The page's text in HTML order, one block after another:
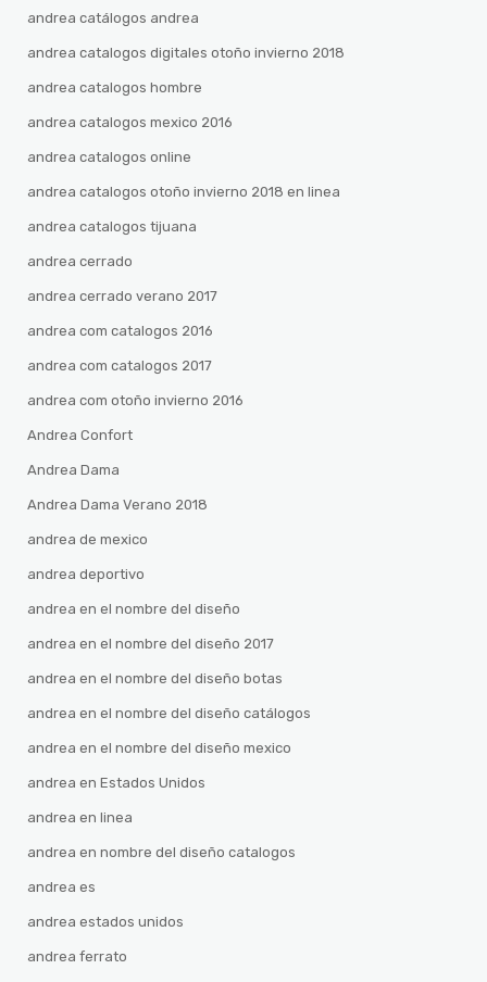
andrea catálogos andrea
andrea catalogos digitales otoño invierno 2018
andrea catalogos hombre
andrea catalogos mexico 2016
andrea catalogos online
andrea catalogos otoño invierno 2018 en linea
andrea catalogos tijuana
andrea cerrado
andrea cerrado verano 2017
andrea com catalogos 2016
andrea com catalogos 2017
andrea com otoño invierno 2016
Andrea Confort
Andrea Dama
Andrea Dama Verano 2018
andrea de mexico
andrea deportivo
andrea en el nombre del diseño
andrea en el nombre del diseño 2017
andrea en el nombre del diseño botas
andrea en el nombre del diseño catálogos
andrea en el nombre del diseño mexico
andrea en Estados Unidos
andrea en linea
andrea en nombre del diseño catalogos
andrea es
andrea estados unidos
andrea ferrato